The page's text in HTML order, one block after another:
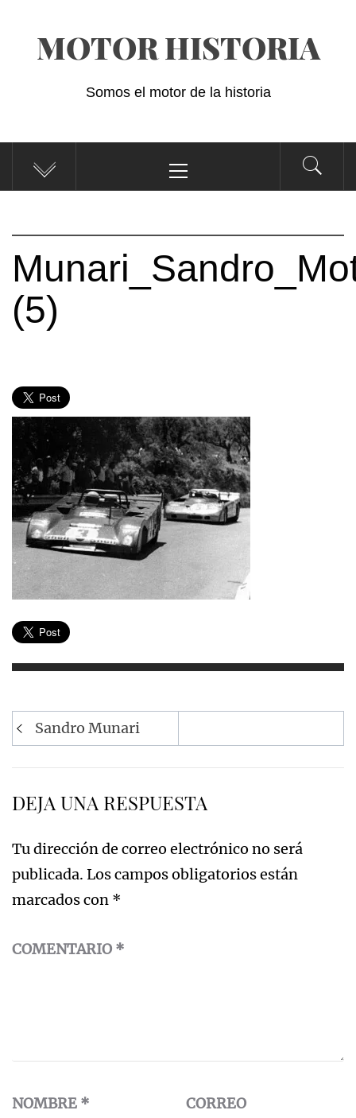
contenidoMOTOR HISTORIA
Somos el motor de la historia
principal
(5)
Navegación
de
Sandro Munari
DEJA UNA RESPUESTA
Tu dirección de correo electrónico no será
publicada. Los campos obligatorios están
marcados con *
COMENTARIO *
NOMBRE *
CORREO